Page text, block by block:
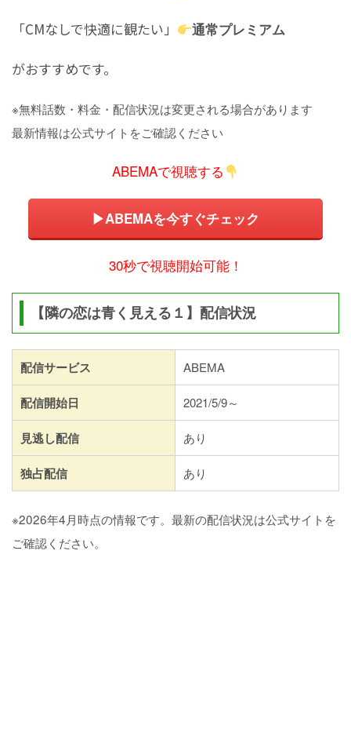
「CMなしで快適に観たい」 通常プレミアム
がおすすめです。
※無料話数・料金・配信状況は変更される場合があります
最新情報は公式サイトをご確認ください
ABEMAで視聴する
▶ABEMAを今すぐチェック
30秒で視聴開始可能！
【隣の恋は青く見える１】配信状況
配信サービス ABEMA
配信開始日 2021/5/9～
見逃し配信 あり
独占配信 あり
※2026年4月時点の情報です。最新の配信状況は公式サイトを
ご確認ください。